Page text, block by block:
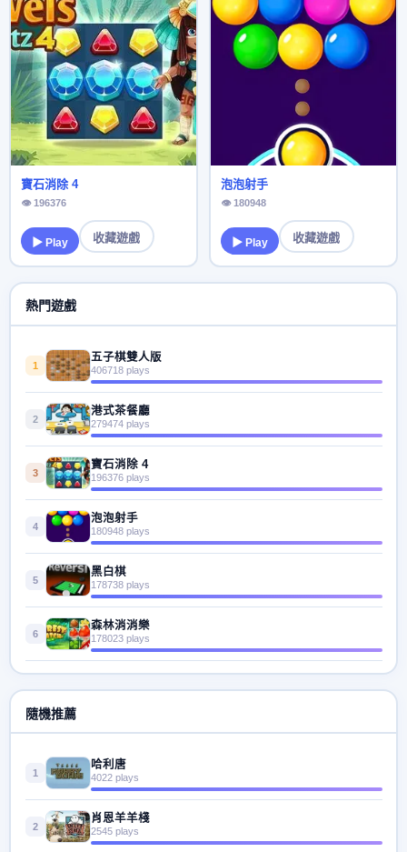
寶石消除 4
👁 196376
▶ Play 收藏遊戲
泡泡射手
👁 180948
▶ Play 收藏遊戲
熱門遊戲
1
五子棋雙人版
406718 plays
2
港式茶餐廳
279474 plays
3
寶石消除 4
196376 plays
4
泡泡射手
180948 plays
5
黑白棋
178738 plays
6
森林消消樂
178023 plays
隨機推薦
1
哈利唐
4022 plays
2
肖恩羊羊棧
2545 plays